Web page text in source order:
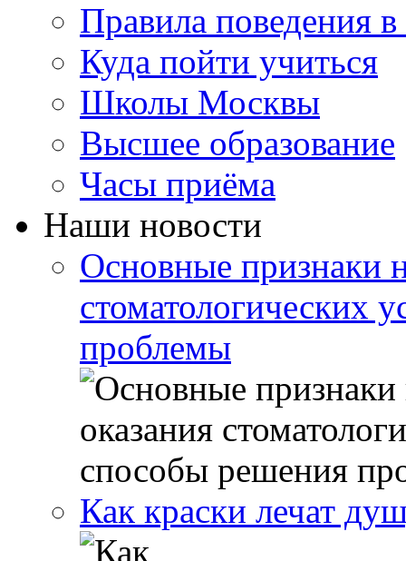
Правила поведения
Куда пойти учиться
Школы Москвы
Высшее образование
Часы приёма
Наши новости
Основные признаки
стоматологических
проблемы
Как краски лечат